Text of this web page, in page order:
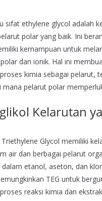
sifat ethylene glycol adalah
polar yang baik. Ini
kemampuan untuk
dan ionik. Hal ini
kimia sebagai pelarut,
mana pelarut polar
Kelarutan
Glycol memiliki
air dan berbagai pelarut
dalam etanol, aseton, dan
TEG untuk
reaksi kimia dan